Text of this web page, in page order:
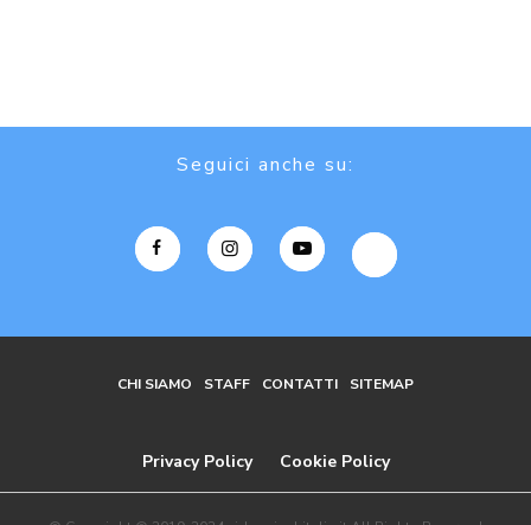
Seguici anche su:
CHI SIAMO STAFF CONTATTI SITEMAP
Privacy Policy Cookie Policy